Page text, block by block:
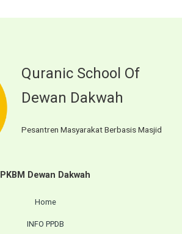
Quranic School Of
Dewan Dakwah
Pesantren Masyarakat Berbasis Masjid
PKBM Dewan Dakwah
Home
INFO PPDB